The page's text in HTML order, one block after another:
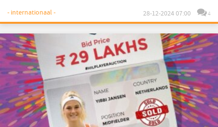
- internationaal - 28-12-2024 07:00 4